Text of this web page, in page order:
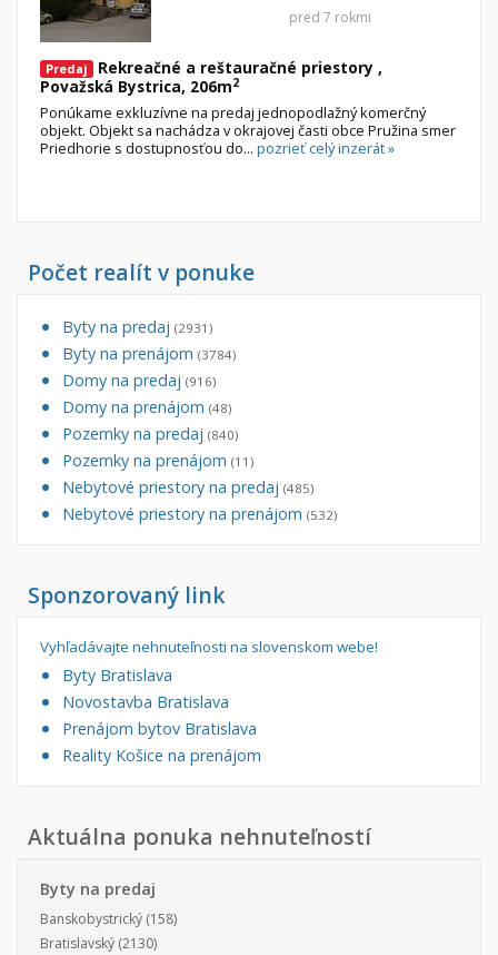
Predaj
Rekreačné a reštauračné priestory ,
Považská Bystrica, 206m2
Ponúkame exkluzívne na predaj jednopodlažný komerčný
objekt. Objekt sa nachádza v okrajovej časti obce Pružina smer
Priedhorie s dostupnosťou do... pozrieť celý inzerát »
pred 7 rokmi
Počet realít v ponuke
Byty na predaj (2931)
Byty na prenájom (3784)
Domy na predaj (916)
Domy na prenájom (48)
Pozemky na predaj (840)
Pozemky na prenájom (11)
Nebytové priestory na predaj (485)
Nebytové priestory na prenájom (532)
Sponzorovaný link
Vyhľadávajte nehnuteľnosti na slovenskom webe!
Byty Bratislava
Novostavba Bratislava
Prenájom bytov Bratislava
Reality Košice na prenájom
Aktuálna ponuka nehnuteľností
Byty na predaj
Banskobystrický (158)
Bratislavský (2130)